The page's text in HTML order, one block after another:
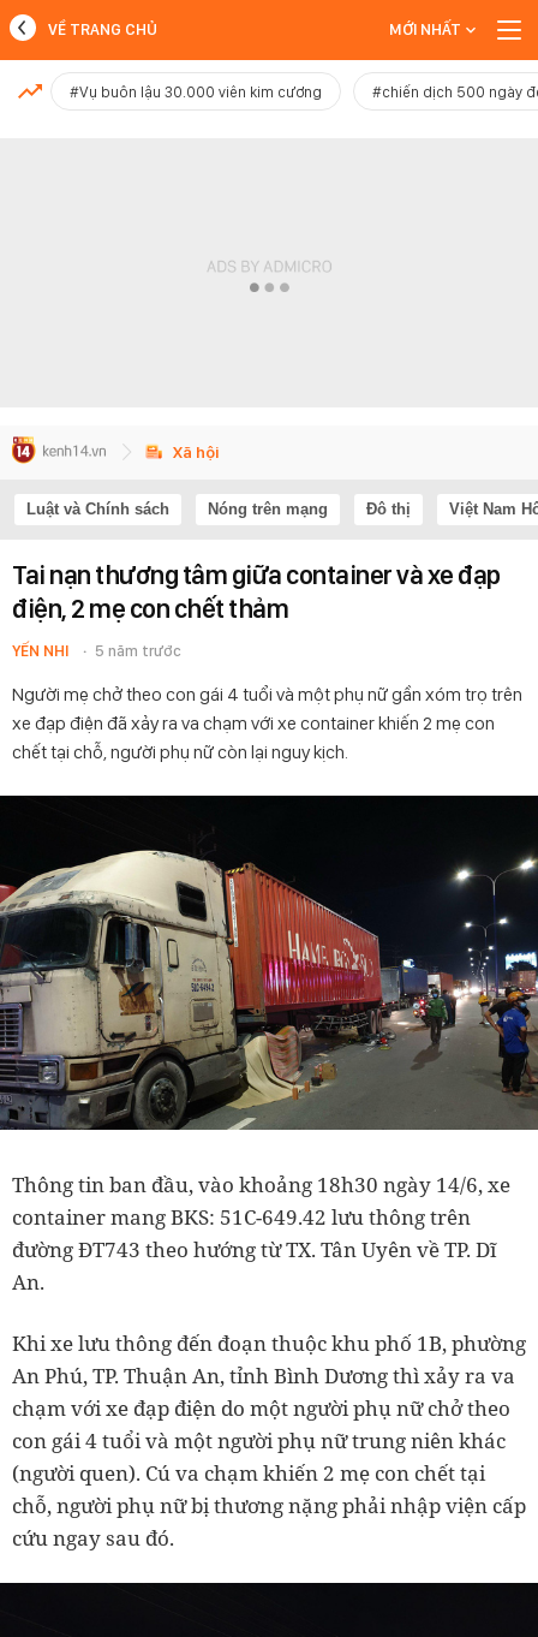
MỚI NHẤT
VỀ TRANG CHỦ MỚI NHẤT
#Vụ buôn lậu 30.000 viên kim cương #chiến dịch 500 ngày
Xã hội
Luật và Chính sách Nóng trên mạng Đô thị Việt Nam
Tai nạn thương tâm giữa container và xe đạp
điện, 2 mẹ con chết thảm
YẾN NHI 5 năm trước
Người mẹ chở theo con gái 4 tuổi và một phụ nữ gần xóm trọ trên
xe đạp điện đã xảy ra va chạm với xe container khiến 2 mẹ con
chết tại chỗ, người phụ nữ còn lại nguy kịch.
Thông tin ban đầu, vào khoảng 18h30 ngày 14/6, xe
container mang BKS: 51C-649.42 lưu thông trên
đường ĐT743 theo hướng từ TX. Tân Uyên về TP. Dĩ
An.
Khi xe lưu thông đến đoạn thuộc khu phố 1B, phường
An Phú, TP. Thuận An, tỉnh Bình Dương thì xảy ra va
chạm với xe đạp điện do một người phụ nữ chở theo
con gái 4 tuổi và một người phụ nữ trung niên khác
(người quen). Cú va chạm khiến 2 mẹ con chết tại
chỗ, người phụ nữ bị thương nặng phải nhập viện cấp
cứu ngay sau đó.